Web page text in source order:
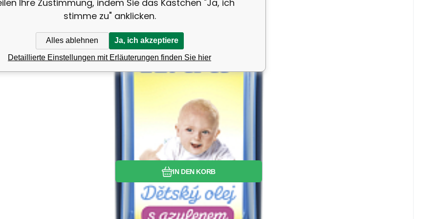
IN DEN KORB
Ihre Zustimmung, indem Sie das Kästchen "Ja, ich
stimme zu" anklicken.
Alles ablehnen Ja, ich akzeptiere
Detaillierte Einstellungen mit Erläuterungen finden Sie hier